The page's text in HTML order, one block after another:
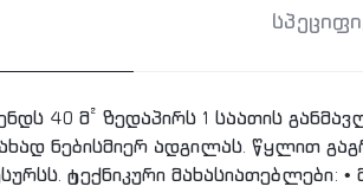
40 მ² ზედაპირს 1 საათის
ნებისმიერ ადგილას. წყლით
ტექნიკური მახასიათებლები: